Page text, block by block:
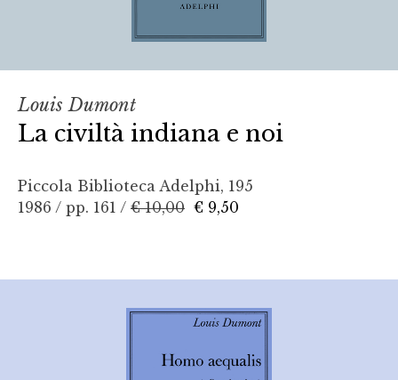
Louis Dumont
La civiltà indiana e noi
Piccola Biblioteca Adelphi, 195
1986 / pp. 161 / € 10,00 € 9,50